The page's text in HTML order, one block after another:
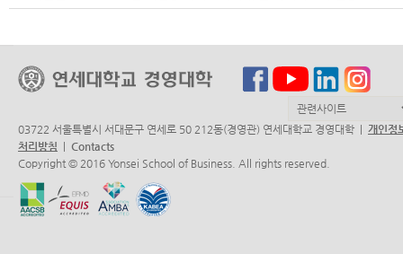
03722 서울특별시 서대문구 연세로 50 212동(경영관) 연세대학교 경영대학 | 개인정
처리방침
Contacts
Copyright © 2016 Yonsei School of Business. All rights reserved.